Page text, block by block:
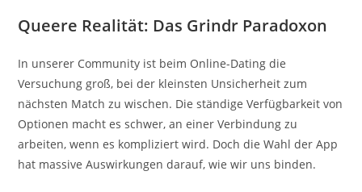
Queere Realität: Das Grindr Paradoxon
In unserer Community ist beim Online-Dating die
Versuchung groß, bei der kleinsten Unsicherheit zum
nächsten Match zu wischen. Die ständige Verfügbarkeit von
Optionen macht es schwer, an einer Verbindung zu
arbeiten, wenn es kompliziert wird. Doch die Wahl der App
hat massive Auswirkungen darauf, wie wir uns binden.